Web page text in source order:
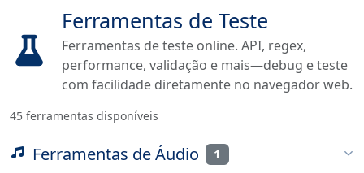
Ferramentas de Teste
Ferramentas de teste online. API, regex,
performance, validação e mais—debug e teste
com facilidade diretamente no navegador web.
45 ferramentas disponíveis
Ferramentas de Áudio 1